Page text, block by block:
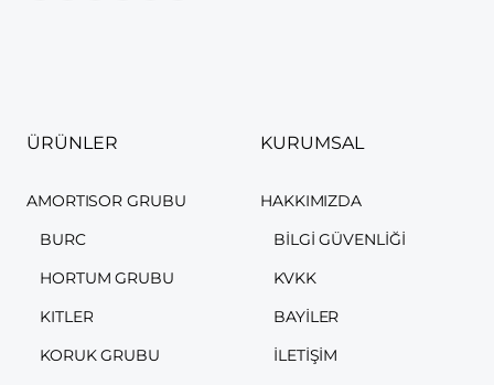
ÜRÜNLER
AMORTISOR GRUBU
BURC
HORTUM GRUBU
KITLER
KORUK GRUBU
KURUMSAL
HAKKIMIZDA
BILGI GÜVENLIĞI
KVKK
BAYILER
İLETIŞIM